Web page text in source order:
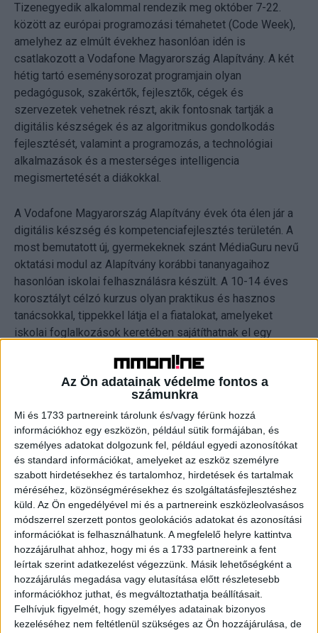
Az Ön adatainak védelme fontos a
számunkra
Mi és 1733 partnereink tárolunk és/vagy férünk hozzá
információkhoz egy eszközön, például sütik formájában, és
személyes adatokat dolgozunk fel, például egyedi azonosítókat
és standard információkat, amelyeket az eszköz személyre
szabott hirdetésekhez és tartalomhoz, hirdetések és tartalmak
méréséhez, közönségmérésekhez és szolgáltatásfejlesztéshez
küld. Az Ön engedélyével mi és a partnereink eszközleolvasásos
módszerrel szerzett pontos geolokációs adatokat és azonosítási
információkat is felhasználhatunk. A megfelelő helyre kattintva
hozzájárulhat ahhoz, hogy mi és a 1733 partnereink a fent
leírtak szerint adatkezelést végezzünk. Másik lehetőségként a
hozzájárulás megadása vagy elutasítása előtt részletesebb
információkhoz juthat, és megváltoztathatja beállításait.
Felhívjuk figyelmét, hogy személyes adatainak bizonyos
kezeléséhez nem feltétlenül szükséges az Ön hozzájárulása, de
Tizenegyedik alkalommal rendezik meg október 7-22.
között az európai programozási témahetet (Code Week),
amelyhez az elmúlt évekhez hasonlóan idén is
csatlakozott a Vodafone Magyarország Alapítvány. A két
hétig tartó eseménysorozat programjain olyan
pedagógusok, szakértők, fejlesztők, cégek és
szervezetek vehetnek részt, akik fontosnak tartják a
digitális készségek és az algoritmikus gondolkodás
fejlesztését, valamint a programozás, a technológiai
alkalmazások és a mesterséges intelligencia
megismertetését a diákokkal.
A Vodafone Magyarország Alapítvány évek óta élen jár a
digitális készség és kompetenciafejlesztés területén. A
most bemutatott új, gyermekeknek szánt MédiaGuru nevű
oktatási modul az Alapítvány korábbi tananyagaihoz
hasonlóan iskolai felhasználásra készült. A 10-14 éves
korosztályt célzó kurzus olyan praktikus és hasznos
tanácsokkal, tippekkel látja el a fiatalokat, amelyeket
iskolai foglalkozások keretében sajátíthatnak el egy
feldolgozása közben.
„A Vodafone-nál úgy gondoljuk, hogy a legújabb
technológiai eszközök eljuttatása mellett felelősségünk
az is, hogy megtanítsuk a fiataloknak azok helyes és
biztonságos használatát. Éppen ezért igyekszünk időről
időre olyan friss tananyagokkal előállni, amelyekkel
segítségére lehetünk a fiatalabb generációknak és az őket
tanító pedagógusoknak is. Az évek óta sikerrel működő
NetGurut egy újabb modullal, a MédiaGuruval egészítettük
ki, amely a videójátékok felelős használatára épül és
segítséget nyújt a manipulált, kattintásvadász tartalmak
felismerésében, a valós hírek és a rejtett promóciókat
tartalmazó információk közötti különbségtételben. A
modul az e-skola.hu oktatási felületünkön már elérhető” –
mondta el Váczi Dorka, a Vodafone Magyarország